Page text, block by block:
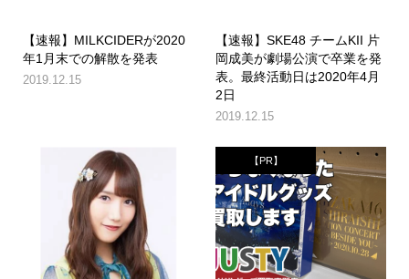
【速報】MILKCIDERが2020
年1月末での解散を発表
2019.12.15
【速報】SKE48 チームKII 片
岡成美が劇場公演で卒業を発
表。最終活動日は2020年4月
2日
2019.12.15
【PR】